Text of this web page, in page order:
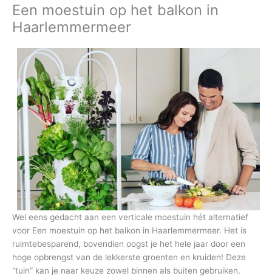
balk
Een moestuin op het balkon in
Haarlemmermeer
Wel eens gedacht aan een verticale moestuin hét alternatief
voor Een moestuin op het balkon in Haarlemmermeer. Het is
ruimtebesparend, bovendien oogst je het hele jaar door een
hoge opbrengst van de lekkerste groenten en kruiden! Deze
“tuin” kan je naar keuze zowel binnen als buiten gebruiken.